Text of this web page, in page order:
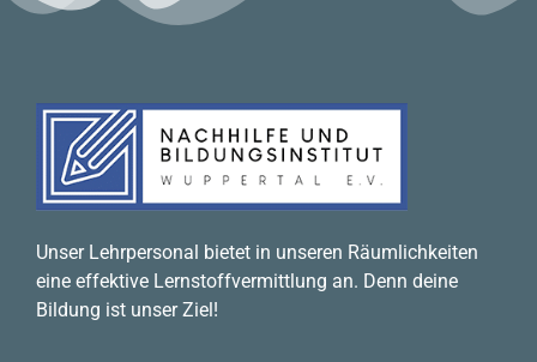
Unser Lehrpersonal bietet in unseren Räumlichkeiten
eine effektive Lernstoffvermittlung an. Denn deine
Bildung ist unser Ziel!